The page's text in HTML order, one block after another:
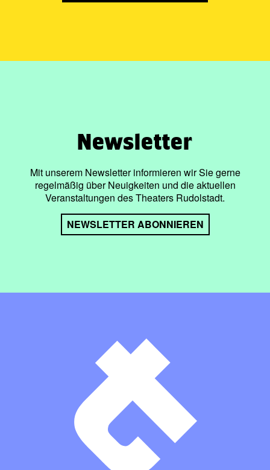
Newsletter
Mit unserem Newsletter informieren wir Sie gerne
regelmäßig über Neuigkeiten und die aktuellen
Veranstaltungen des Theaters Rudolstadt.
NEWSLETTER ABONNIEREN